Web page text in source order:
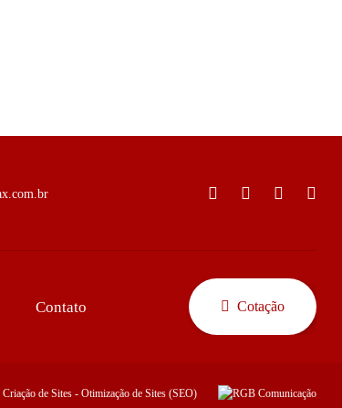
Contato Cotação
Criação de Sites -Otimização de Sites (SEO)